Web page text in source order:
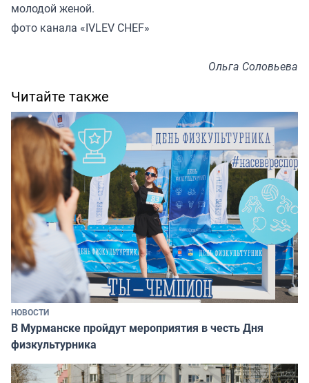
молодой женой.
фото канала «IVLEV CHEF»
Ольга Соловьева
Читайте также
НОВОСТИ
В Мурманске пройдут мероприятия в честь Дня
физкультурника